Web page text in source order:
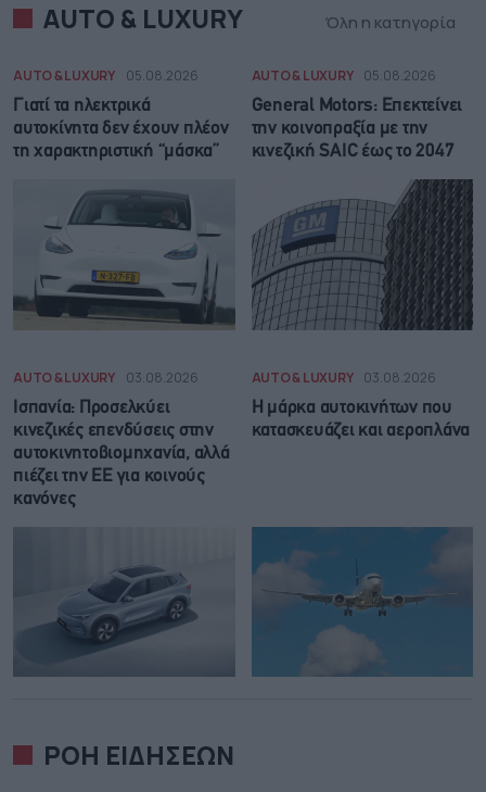
AUTO & LUXURY Όλη η κατηγορία
AUTO & LUXURY 05.08.2026
Γιατί τα ηλεκτρικά
αυτοκίνητα δεν έχουν πλέον
τη χαρακτηριστική “μάσκα”
AUTO & LUXURY 05.08.2026
General Motors: Επεκτείνει
την κοινοπραξία με την
κινεζική SAIC έως το 2047
AUTO & LUXURY 03.08.2026
Ισπανία: Προσελκύει
κινεζικές επενδύσεις στην
αυτοκινητοβιομηχανία, αλλά
πιέζει την ΕΕ για κοινούς
κανόνες
AUTO & LUXURY 03.08.2026
Η μάρκα αυτοκινήτων που
κατασκευάζει και αεροπλάνα
ΡΟΗ ΕΙΔΗΣΕΩΝ